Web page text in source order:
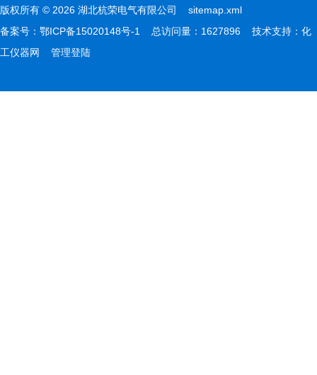
版权所有 © 2026 湖北杭荣电气有限公司 sitemap.xml
备案号： 鄂ICP备15020148号-1 总访问量：1627896 技术支持： 化
工仪器网
管理登陆